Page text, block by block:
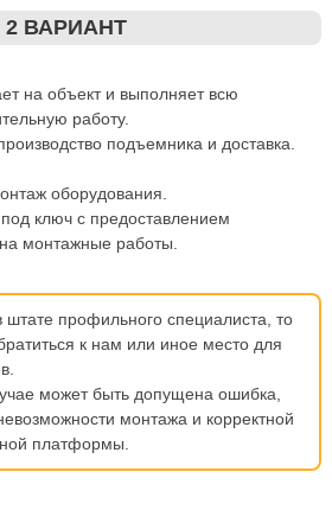
2 ВАРИАНТ
на объект и выполняет всю
работу.
подъемника и доставка.
оборудования.
ключ с предоставлением
монтажные работы.
штате профильного специалиста, то
к нам или иное место для
может быть допущена ошибка,
монтажа и корректной
платформы.